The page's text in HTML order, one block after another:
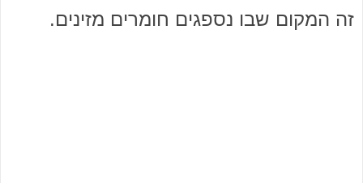
זה המקום שבו נספגים חומרים מזינים.